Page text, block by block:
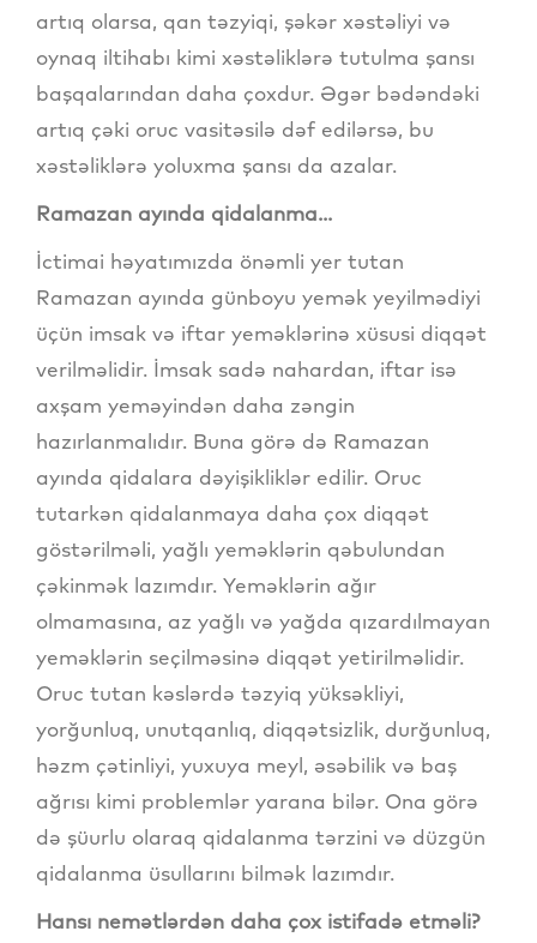
artıq olarsa, qan təzyiqi, şəkər xəstəliyi və
oynaq iltihabı kimi xəstəliklərə tutulma şansı
başqalarından daha çoxdur. Əgər bədəndəki
artıq çəki oruc vasitəsilə dəf edilərsə, bu
xəstəliklərə yoluxma şansı da azalar.
Ramazan ayında qidalanma...
İctimai həyatımızda önəmli yer tutan
Ramazan ayında günboyu yemək yeyilmədiyi
üçün imsak və iftar yeməklərinə xüsusi diqqət
verilməlidir. İmsak sadə nahardan, iftar isə
axşam yeməyindən daha zəngin
hazırlanmalıdır. Buna görə də Ramazan
ayında qidalara dəyişikliklər edilir. Oruc
tutarkən qidalanmaya daha çox diqqət
göstərilməli, yağlı yeməklərin qəbulundan
çəkinmək lazımdır. Yeməklərin ağır
olmamasına, az yağlı və yağda qızardılmayan
yeməklərin seçilməsinə diqqət yetirilməlidir.
Oruc tutan kəslərdə təzyiq yüksəkliyi,
yorğunluq, unutqanlıq, diqqətsizlik, durğunluq,
həzm çətinliyi, yuxuya meyl, əsəbilik və baş
ağrısı kimi problemlər yarana bilər. Ona görə
də şüurlu olaraq qidalanma tərzini və düzgün
qidalanma üsullarını bilmək lazımdır.
Hansı nemətlərdən daha çox istifadə etməli?